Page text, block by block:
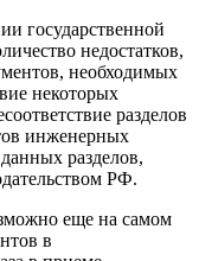
государственной
недостатков,
необходимых
некоторых
разделов
инженерных
разделов,
РФ.
еще на самом
в